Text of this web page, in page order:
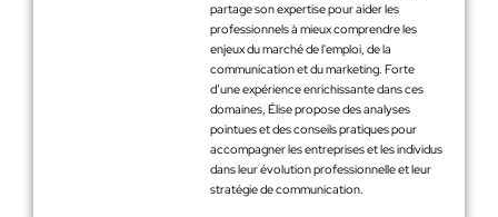
partage son expertise pour aider les
professionnels à mieux comprendre les
enjeux du marché de l'emploi, de la
communication et du marketing. Forte
d’une expérience enrichissante dans ces
domaines, Élise propose des analyses
pointues et des conseils pratiques pour
accompagner les entreprises et les individus
dans leur évolution professionnelle et leur
stratégie de communication.